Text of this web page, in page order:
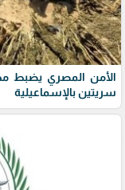
سريتين بالإسماعيلية